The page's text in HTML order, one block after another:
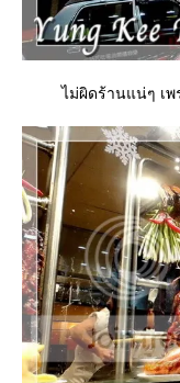
ไม่ผิดร้านแน่ๆ เ